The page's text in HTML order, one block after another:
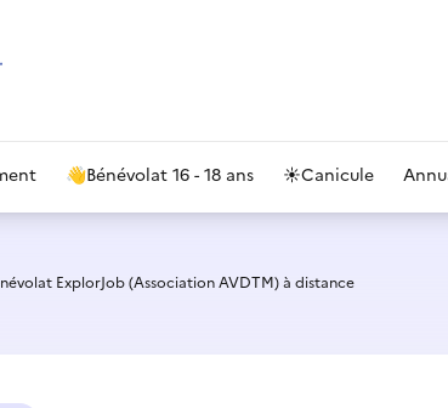
👋Bénévolat 16 - 18 ans ☀️Canicule
ExplorJob (Association AVDTM) à distance